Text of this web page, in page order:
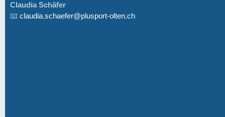
Claudia Schäfer
📧 claudia.schaefer@plusport-olten.ch